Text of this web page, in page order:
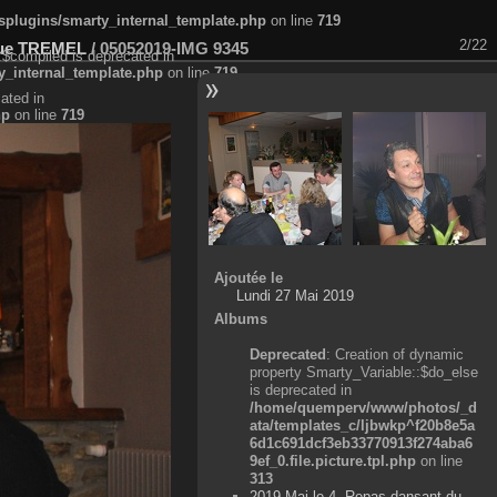
smarty_internal_template.php on line 719
TREMEL / 05052019-IMG 9345 2/22
is deprecated in
on line 719
in
on line 719
Ajoutée le
Lundi 27 Mai 2019
Albums
Deprecated: Creation of dynamic
property Smarty_Variable::$do_else
is deprecated in
/home/quemperv/www/photos/_d
ata/templates_c/ljbwkp^f20b8e5a
6d1c691dcf3eb33770913f274aba6
9ef_0.file.picture.tpl.php on line
313